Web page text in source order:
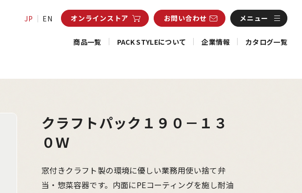
JP EN オンラインストア お問い合わせ メニュー
商品一覧 PACK STYLEについて 企業情報 カタログ一覧
クラフトパック１９０－１３
０Ｗ
窓付きクラフト製の環境に優しい業務用使い捨て弁
当・惣菜容器です。内面にPEコーティングを施し耐油